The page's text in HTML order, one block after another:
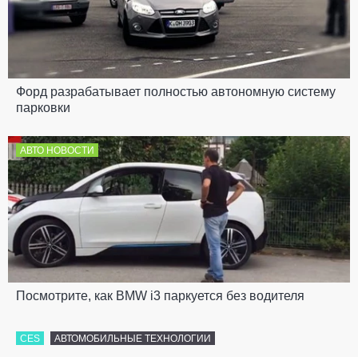
Форд разрабатывает полностью автономную систему
парковки
АВТО НОВОСТИ
Посмотрите, как BMW i3 паркуется без водителя
CES АВТОМОБИЛЬНЫЕ ТЕХНОЛОГИИ